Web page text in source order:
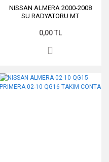
NISSAN ALMERA 2000-2008
SU RADYATORU MT
0,00 TL